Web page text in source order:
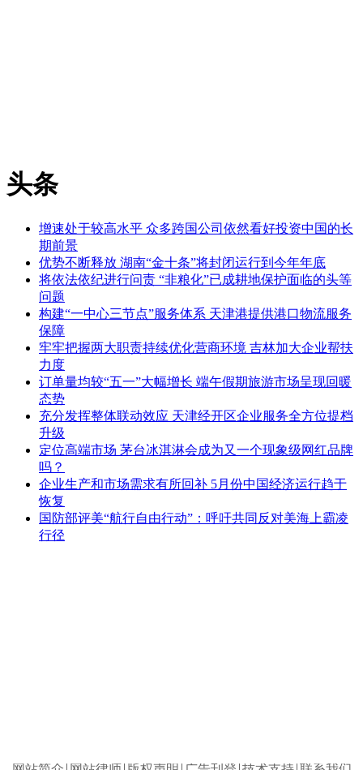
头条
增速处于较高水平 众多跨国公司依然看好投资中国的长
期前景
优势不断释放 湖南“金十条”将封闭运行到今年年底
将依法依纪进行问责 “非粮化”已成耕地保护面临的头等
问题
构建“一中心三节点”服务体系 天津港提供港口物流服务
保障
牢牢把握两大职责持续优化营商环境 吉林加大企业帮扶
力度
订单量均较“五一”大幅增长 端午假期旅游市场呈现回暖
态势
充分发挥整体联动效应 天津经开区企业服务全方位提档
升级
定位高端市场 茅台冰淇淋会成为又一个现象级网红品牌
吗？
企业生产和市场需求有所回补 5月份中国经济运行趋于
恢复
国防部评美“航行自由行动”：呼吁共同反对美海上霸凌
行径